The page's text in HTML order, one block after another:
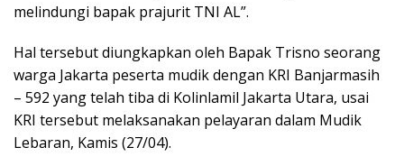
melindungi bapak prajurit TNI AL”.
Hal tersebut diungkapkan oleh Bapak Trisno seorang
warga Jakarta peserta mudik dengan KRI Banjarmasih
– 592 yang telah tiba di Kolinlamil Jakarta Utara, usai
KRI tersebut melaksanakan pelayaran dalam Mudik
Lebaran, Kamis (27/04).